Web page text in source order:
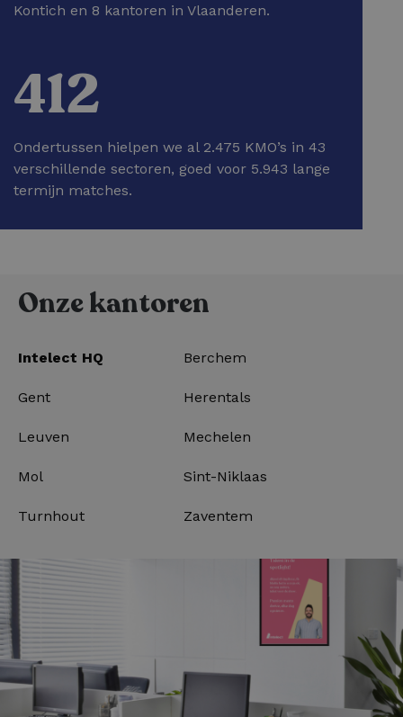
Kontich en 8 kantoren in Vlaanderen.
412
Ondertussen hielpen we al 2.475 KMO’s in 43
verschillende sectoren, goed voor 5.943 lange
termijn matches.
Onze kantoren
Intelect HQ Berchem
Gent Herentals
Leuven Mechelen
Mol Sint-Niklaas
Turnhout Zaventem